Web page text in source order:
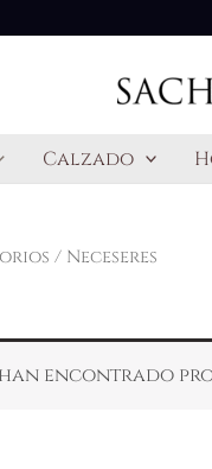
Calzado
/ Neceseres
han encontrado